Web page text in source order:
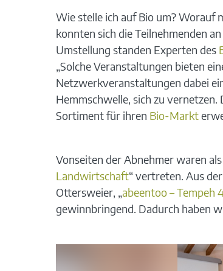
Wie stelle ich auf Bio um? Worauf
konnten sich die Teilnehmenden
Umstellung standen Experten des
„Solche Veranstaltungen bieten
Netzwerkveranstaltungen dabei
Hemmschwelle, sich zu
Sortiment für ihren Bio-Markt
Vonseiten der Abnehmer waren
Landwirtschaft“ vertreten. Aus
Ottersweier, „ abeentoo – Tempeh
gewinnbringend. Dadurch haben